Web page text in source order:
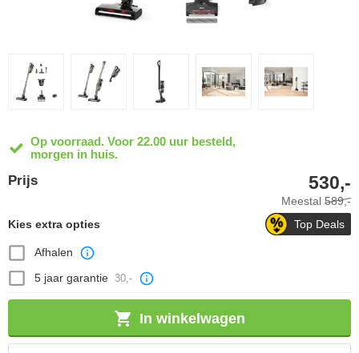
Op voorraad. Voor 22.00 uur besteld,
morgen in huis.
Prijs
Meestal 589,-
530,-
Top Deals
Kies extra opties
Afhalen
5 jaar garantie
30,-
In winkelwagen